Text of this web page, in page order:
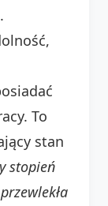
To
stan
stopień